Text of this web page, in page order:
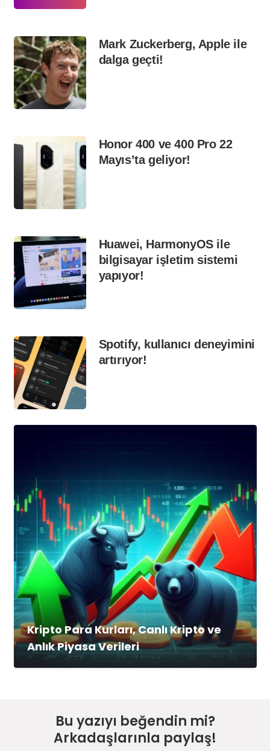
Mark Zuckerberg, Apple ile
dalga geçti!
Honor 400 ve 400 Pro 22
Mayıs’ta geliyor!
Huawei, HarmonyOS ile
bilgisayar işletim sistemi
yapıyor!
Spotify, kullanıcı deneyimini
artırıyor!
Kripto Para Kurları, Canlı Kripto ve
Anlık Piyasa Verileri
Bu yazıyı beğendin mi?
Arkadaşlarınla paylaş!